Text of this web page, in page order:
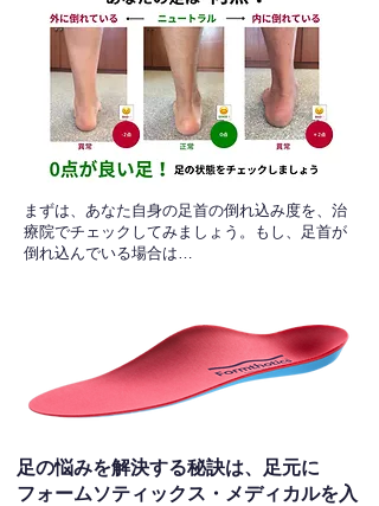
​まずは、あなた自身の足首の倒れ込み度を、治
療院でチェックしてみましょう。もし、足首が
倒れ込んでいる場合は…
足の悩みを解決する秘訣は、足元に
フォームソティックス・メディカルを入